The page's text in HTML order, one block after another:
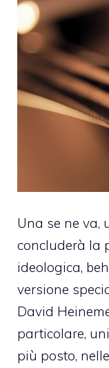
Una se ne va,
concluderà la
ideologica,
versione
David
particolare,
più posto,